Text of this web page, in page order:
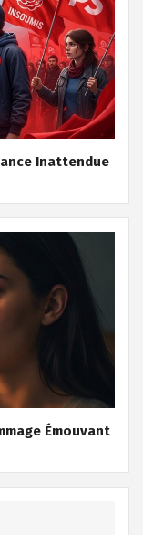
Inattendue
Émouvant